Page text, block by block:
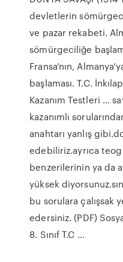
devletlerin
ve pazar rekabeti.
sömürgeciliğe
Fransa’nın,
başlaması. T.C.
Kazanım Testleri ...
kazanımlı
anahtarı yanlış
edebiliriz.ayrıca
benzerilerinin ya da
yüksek
bu sorulara çalışsak
edersiniz. (PDF)
8. Sınıf T.C ...